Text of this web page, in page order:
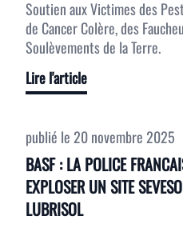
Soutien aux Victimes des
de Cancer Colère, des
Soulèvements de la Terre.
Lire l'article
publié le 20 novembre 2025
BASF : LA POLICE
EXPLOSER UN SITE
LUBRISOL